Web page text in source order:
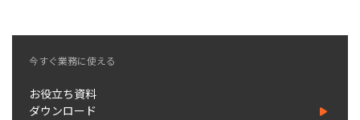
今すぐ業務に使える
お役立ち資料
ダウンロード